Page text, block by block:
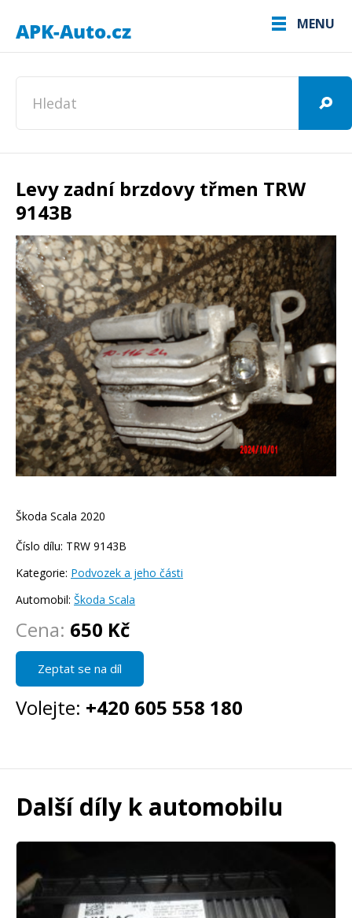
MENU
Levy zadní brzdovy třmen TRW
9143B
Škoda Scala 2020
Číslo dílu: TRW 9143B
Kategorie: Podvozek a jeho části
Automobil: Škoda Scala
Cena: 650 Kč
Zeptat se na díl
Volejte: +420 605 558 180
Další díly k automobilu